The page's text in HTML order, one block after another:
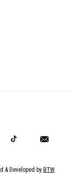
& Developed by BTW